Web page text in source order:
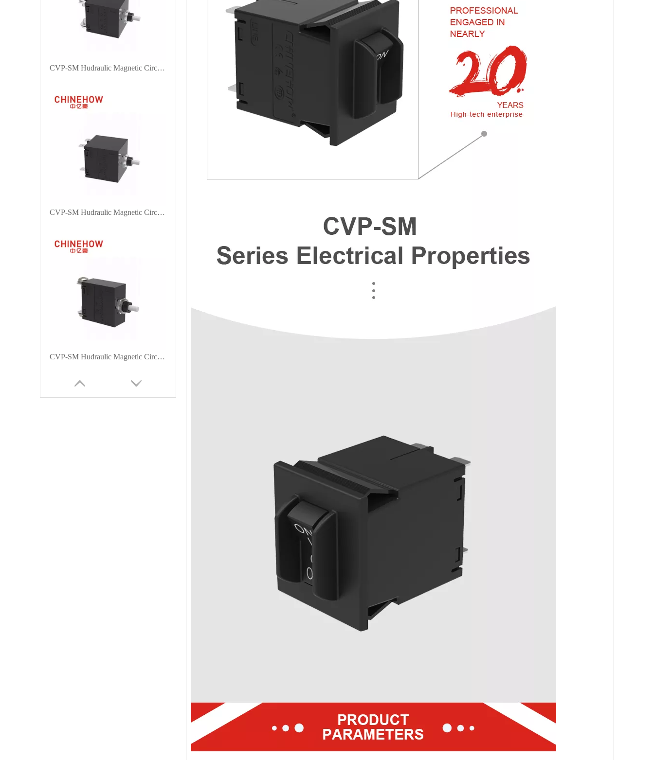
CVP-SM Hudraulic Magnetic Circuit Breaker Push-to-Reset-Betätiger mit M4-Schraubbus 2P Schwarz
CVP-SM Hudraulic Magnetic Circuit Breaker Push-to-Reset-Betätiger mit Lasche (QC250) 2P Schwarz
CVP-SM Hudraulic Magnetic Circuit Breaker Push-to-Reset-Betätiger mit M4-Schraubbus 1P Schwarz